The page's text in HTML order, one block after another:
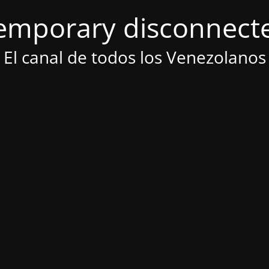
El canal de todos los Venezolanos